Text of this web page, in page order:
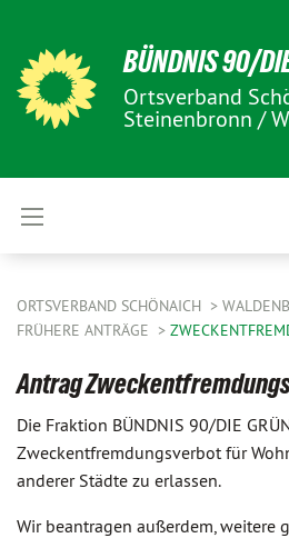
BÜNDNIS 90/
Ortsverband
Steinenbronn /
ORTSVERBAND SCHÖNAICH
FRÜHERE ANTRÄGE
Antrag
Die Fraktion BÜNDNIS 90/DIE
Zweckentfremdungsverbot für
anderer Städte zu erlassen.
Wir beantragen außerdem, weitere